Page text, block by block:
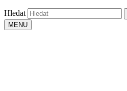
Hledat
MENU